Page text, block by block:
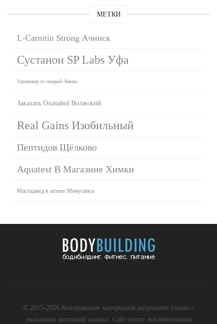
МЕТКИ
L-Carnitin Strong Ачинск
Сустанон SP Labs Уфа
Туриновер со скидкой Ливны
Заказать Oxanabol Волжский
Real Gains Изобильный
Пептидов Щёлково
Aquatest В Магазине Химки
Мастаджед в аптеке Минусинск
© 2015-2026 Копирование материалов разрешено только с
указанием активной ссылки. Сайт носит исключительно